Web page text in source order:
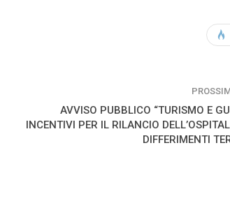
AVVISO PUBBLICO “TURISMO E
INCENTIVI PER IL RILANCIO
DIFFERIMENTI